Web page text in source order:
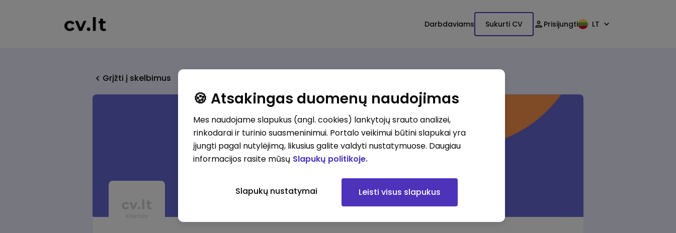
Darbdaviams Sukurti CV Prisijungti LT
Grįžti į skelbimus
🍪 Atsakingas duomenų naudojimas
Mes naudojame slapukus (angl. cookies) lankytojų srauto analizei,
rinkodarai ir turinio suasmeninimui. Portalo veikimui būtini slapukai yra
įjungti pagal nutylėjimą, likusius galite valdyti nustatymuose. Daugiau
informacijos rasite mūsų Slapukų politikoje.
Slapukų nustatymai Leisti visus slapukus